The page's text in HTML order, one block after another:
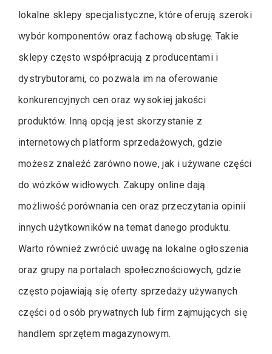
lokalne sklepy specjalistyczne, które oferują szeroki
wybór komponentów oraz fachową obsługę. Takie
sklepy często współpracują z producentami i
dystrybutorami, co pozwala im na oferowanie
konkurencyjnych cen oraz wysokiej jakości
produktów. Inną opcją jest skorzystanie z
internetowych platform sprzedażowych, gdzie
możesz znaleźć zarówno nowe, jak i używane części
do wózków widłowych. Zakupy online dają
możliwość porównania cen oraz przeczytania opinii
innych użytkowników na temat danego produktu.
Warto również zwrócić uwagę na lokalne ogłoszenia
oraz grupy na portalach społecznościowych, gdzie
często pojawiają się oferty sprzedaży używanych
części od osób prywatnych lub firm zajmujących się
handlem sprzętem magazynowym.